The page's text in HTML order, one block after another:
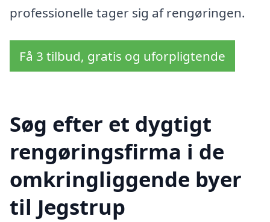
professionelle tager sig af rengøringen.
Få 3 tilbud, gratis og uforpligtende
Søg efter et dygtigt
rengøringsfirma i de
omkringliggende byer
til Jegstrup